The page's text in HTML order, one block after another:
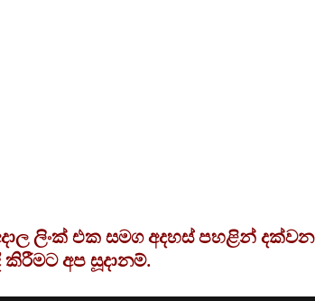
ලිංක් එක සමග අදහස් පහළින් දක්වන
කිරීමට අප සූදානම්.